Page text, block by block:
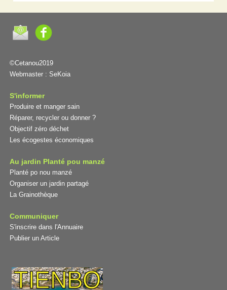
©Cetanou2019
Webmaster : SeKoia
S'informer
Produire et manger sain
Réparer, recycler ou donner ?
Objectif zéro déchet
Les écogestes économiques
Au jardin Planté pou manzé
Planté po nou manzé
Organiser un jardin partagé
La Grainothèque
Communiquer
S'inscrire dans l'Annuaire
Publier un Article